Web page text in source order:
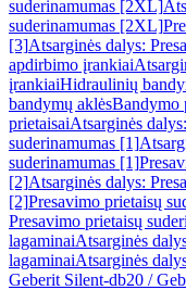
suderinamumas [2XL]
suderinamumas [2XL]
[3]Atsarginės dalys:
apdirbimo įrankiai
įrankiaiHidraulinių
bandymų aklėsBandymo
prietaisaiAtsarginės
suderinamumas [1]
suderinamumas [1]
[2]Atsarginės dalys:
[2]Presavimo prietaisų
Presavimo prietaisų
lagaminaiAtsarginės
lagaminaiAtsarginės
Geberit Silent-db20 /